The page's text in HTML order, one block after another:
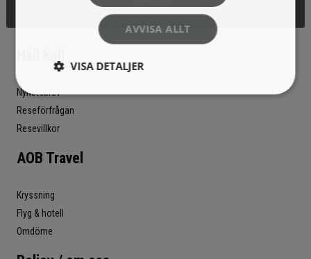
Nyhetsbrev
Reseförfrågan
Resevillkor
AOB Travel
Kryssning
Flyg & hotell
Omdöme
AVVISA ALLT
VISA DETALJER